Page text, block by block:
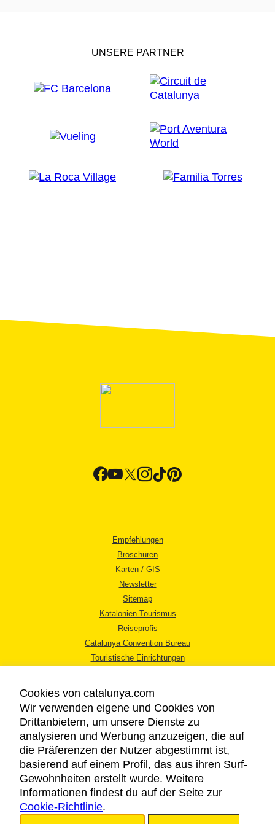
UNSERE PARTNER
Empfehlungen
Broschüren
Karten / GIS
Newsletter
Sitemap
Katalonien Tourismus
Reiseprofis
Catalunya Convention Bureau
Touristische Einrichtungen
RECHTLICHER HINWEIS
DATENSCHUTZICHTLINIE
COOKIES
BARRIEREFREIHEIT
Cookies von catalunya.com
Wir verwenden eigene und Cookies von
Drittanbietern, um unsere Dienste zu
analysieren und Werbung anzuzeigen, die auf
die Präferenzen der Nutzer abgestimmt ist,
basierend auf einem Profil, das aus ihren Surf-
Gewohnheiten erstellt wurde. Weitere
Informationen findest du auf der Seite zur
Cookie-Richtlinie.